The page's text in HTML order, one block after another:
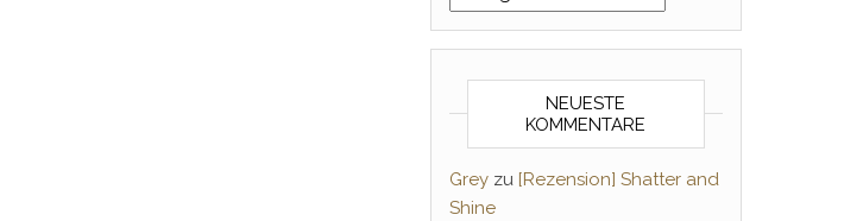
NEUESTE
KOMMENTARE
Greyzu [Rezension] Shatter and
Shine